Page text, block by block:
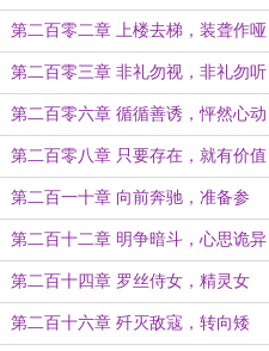
第二百零二章 上楼去梯，装聋作哑
第二百零三章 非礼勿视，非礼勿听
第二百零六章 循循善诱，怦然心动
第二百零八章 只要存在，就有价值
第二百一十章 向前奔驰，准备参
战！
第二百十二章 明争暗斗，心思诡异
第二百十四章 罗丝侍女，精灵女
王！
第二百十六章 歼灭敌寇，转向矮